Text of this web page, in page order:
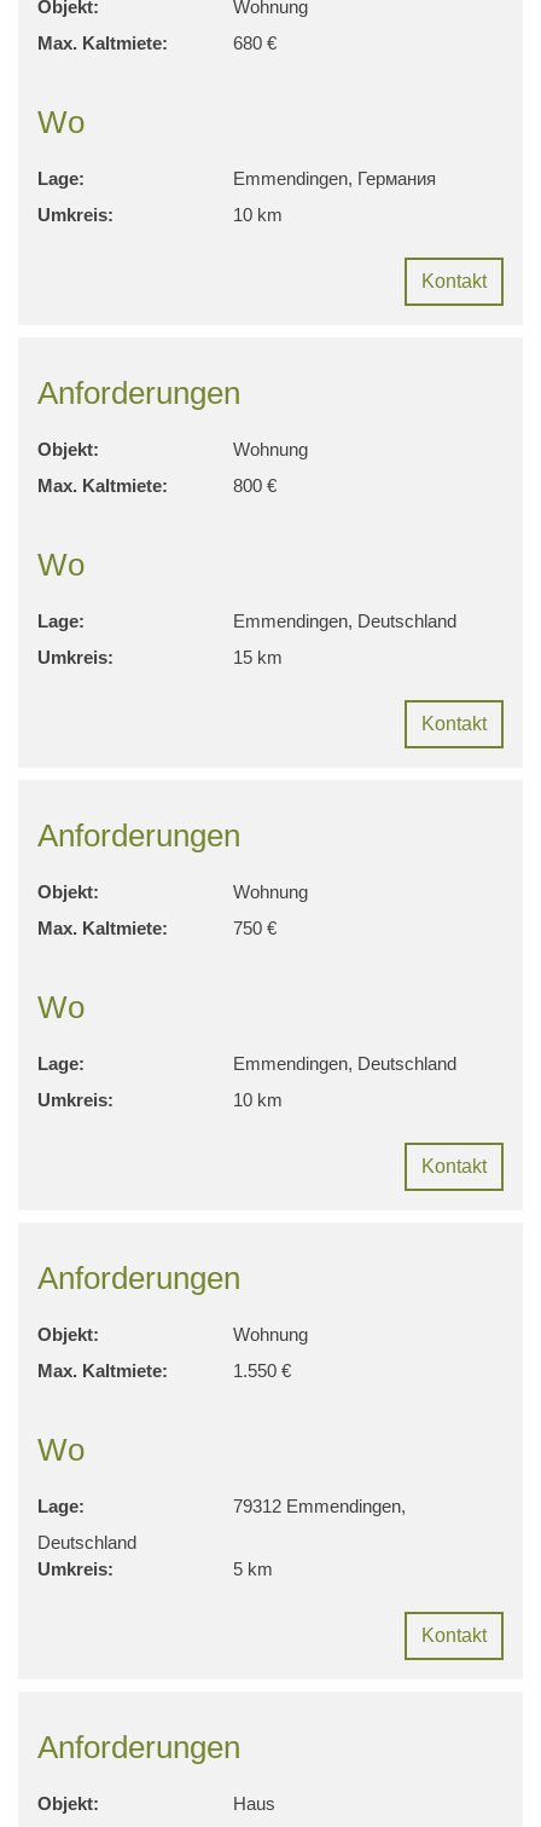
Objekt:
Wohnung
Max. Kaltmiete:
680 €
Wo
Lage:
Emmendingen, Германия
Umkreis:
10 km
Kontakt
Anforderungen
Objekt:
Wohnung
Max. Kaltmiete:
800 €
Wo
Lage:
Emmendingen, Deutschland
Umkreis:
15 km
Kontakt
Anforderungen
Objekt:
Wohnung
Max. Kaltmiete:
750 €
Wo
Lage:
Emmendingen, Deutschland
Umkreis:
10 km
Kontakt
Anforderungen
Objekt:
Wohnung
Max. Kaltmiete:
1.550 €
Wo
Lage:
79312 Emmendingen,
Deutschland
Umkreis:
5 km
Kontakt
Anforderungen
Objekt:
Haus